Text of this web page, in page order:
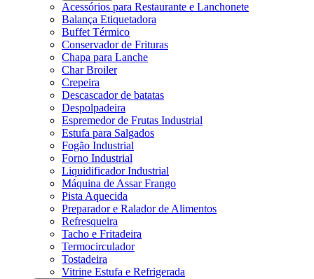
Acessórios para Restaurante e Lanchonete
Balança Etiquetadora
Buffet Térmico
Conservador de Frituras
Chapa para Lanche
Char Broiler
Crepeira
Descascador de batatas
Despolpadeira
Espremedor de Frutas Industrial
Estufa para Salgados
Fogão Industrial
Forno Industrial
Liquidificador Industrial
Máquina de Assar Frango
Pista Aquecida
Preparador e Ralador de Alimentos
Refresqueira
Tacho e Fritadeira
Termocirculador
Tostadeira
Vitrine Estufa e Refrigerada